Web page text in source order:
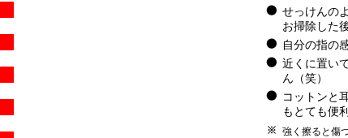
せっけんの
お掃除した
自分の指の
近くに置い
ん（笑）
コットンと
もとても便
強く擦ると傷